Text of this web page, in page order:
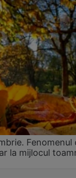
Fenomenul
la mijlocul